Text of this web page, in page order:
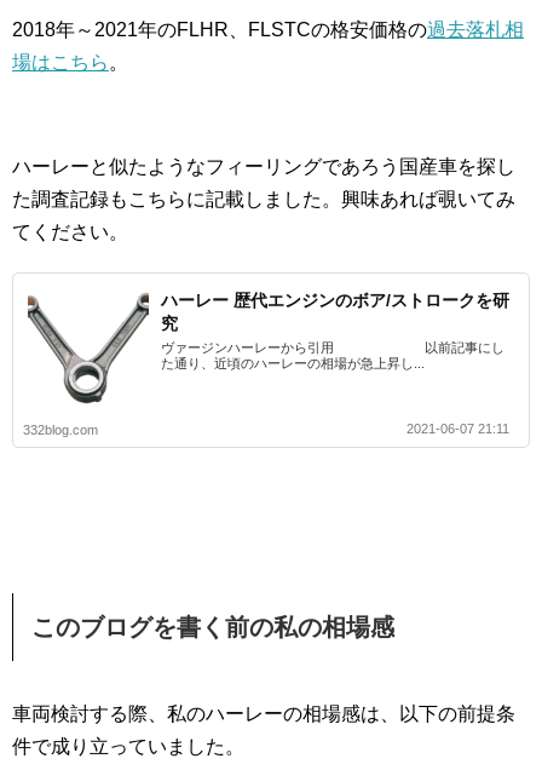
2018年～2021年のFLHR、FLSTCの格安価格の過去落札相
場はこちら 。
ハーレーと似たようなフィーリングであろう国産車を探し
た調査記録もこちらに記載しました。興味あれば覗いてみ
てください。
ハーレー 歴代エンジンのボア/ストロークを研
究
ヴァージンハーレーから引用 以前記事にし
た通り、近頃のハーレーの相場が急上昇し...
332blog.com 2021-06-07 21:11
このブログを書く前の私の相場感
車両検討する際、私のハーレーの相場感は、以下の前提条
件で成り立っていました。